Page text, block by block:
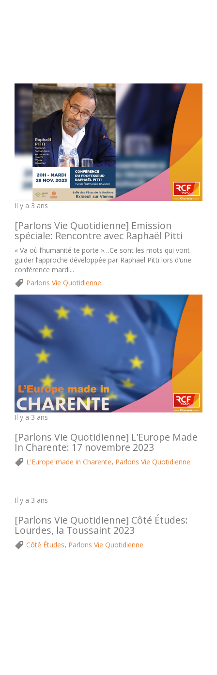
Il y a 3 ans
[Parlons Vie Quotidienne] Emission
spéciale: Rencontre avec Raphaël Pitti
« Va où l’humanité te porte »…Ce sont les mots qui vont
guider l’approche développée par Raphaël Pitti lors d’une
conférence mardi...
Parlons Vie Quotidienne
Il y a 3 ans
[Parlons Vie Quotidienne] L’Europe Made
In Charente: 17 novembre 2023
L'Europe made in Charente, Parlons Vie Quotidienne
Il y a 3 ans
[Parlons Vie Quotidienne] Côté Études:
Lourdes, la Toussaint 2023
Côté Études, Parlons Vie Quotidienne